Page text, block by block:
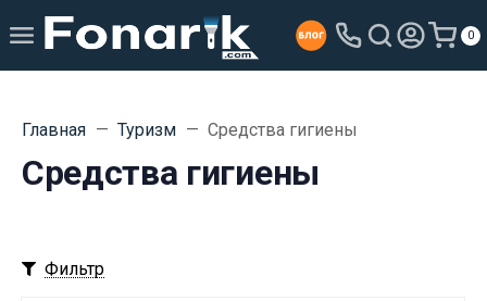
0
Главная Туризм Средства гигиены
Средства гигиены
Фильтр